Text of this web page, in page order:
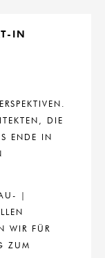
IN
DIE
ENDE IN
|
WIR FÜR
ZUM